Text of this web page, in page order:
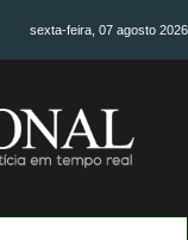
sexta-feira, 07 agosto 2026